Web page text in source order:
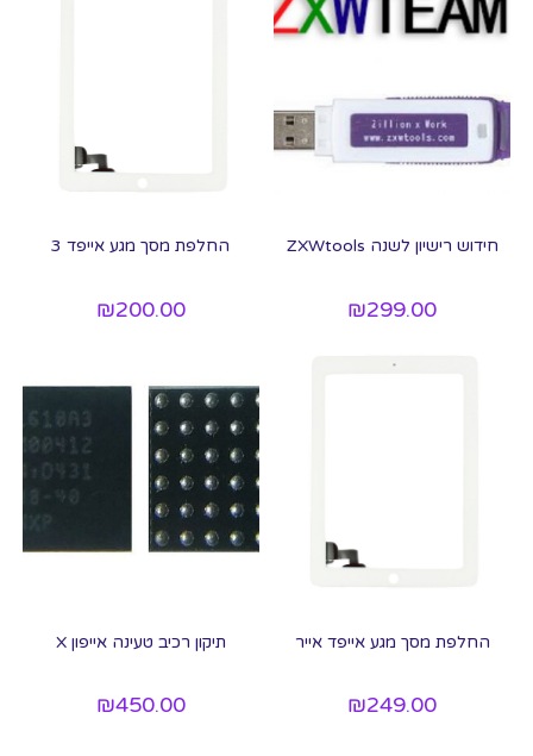
חידוש רישיון לשנה ZXWtools
₪299.00
החלפת מסך מגע אייפד 3
₪200.00
החלפת מסך מגע אייפד אייר
₪249.00
תיקון רכיב טעינה אייפון X
₪450.00